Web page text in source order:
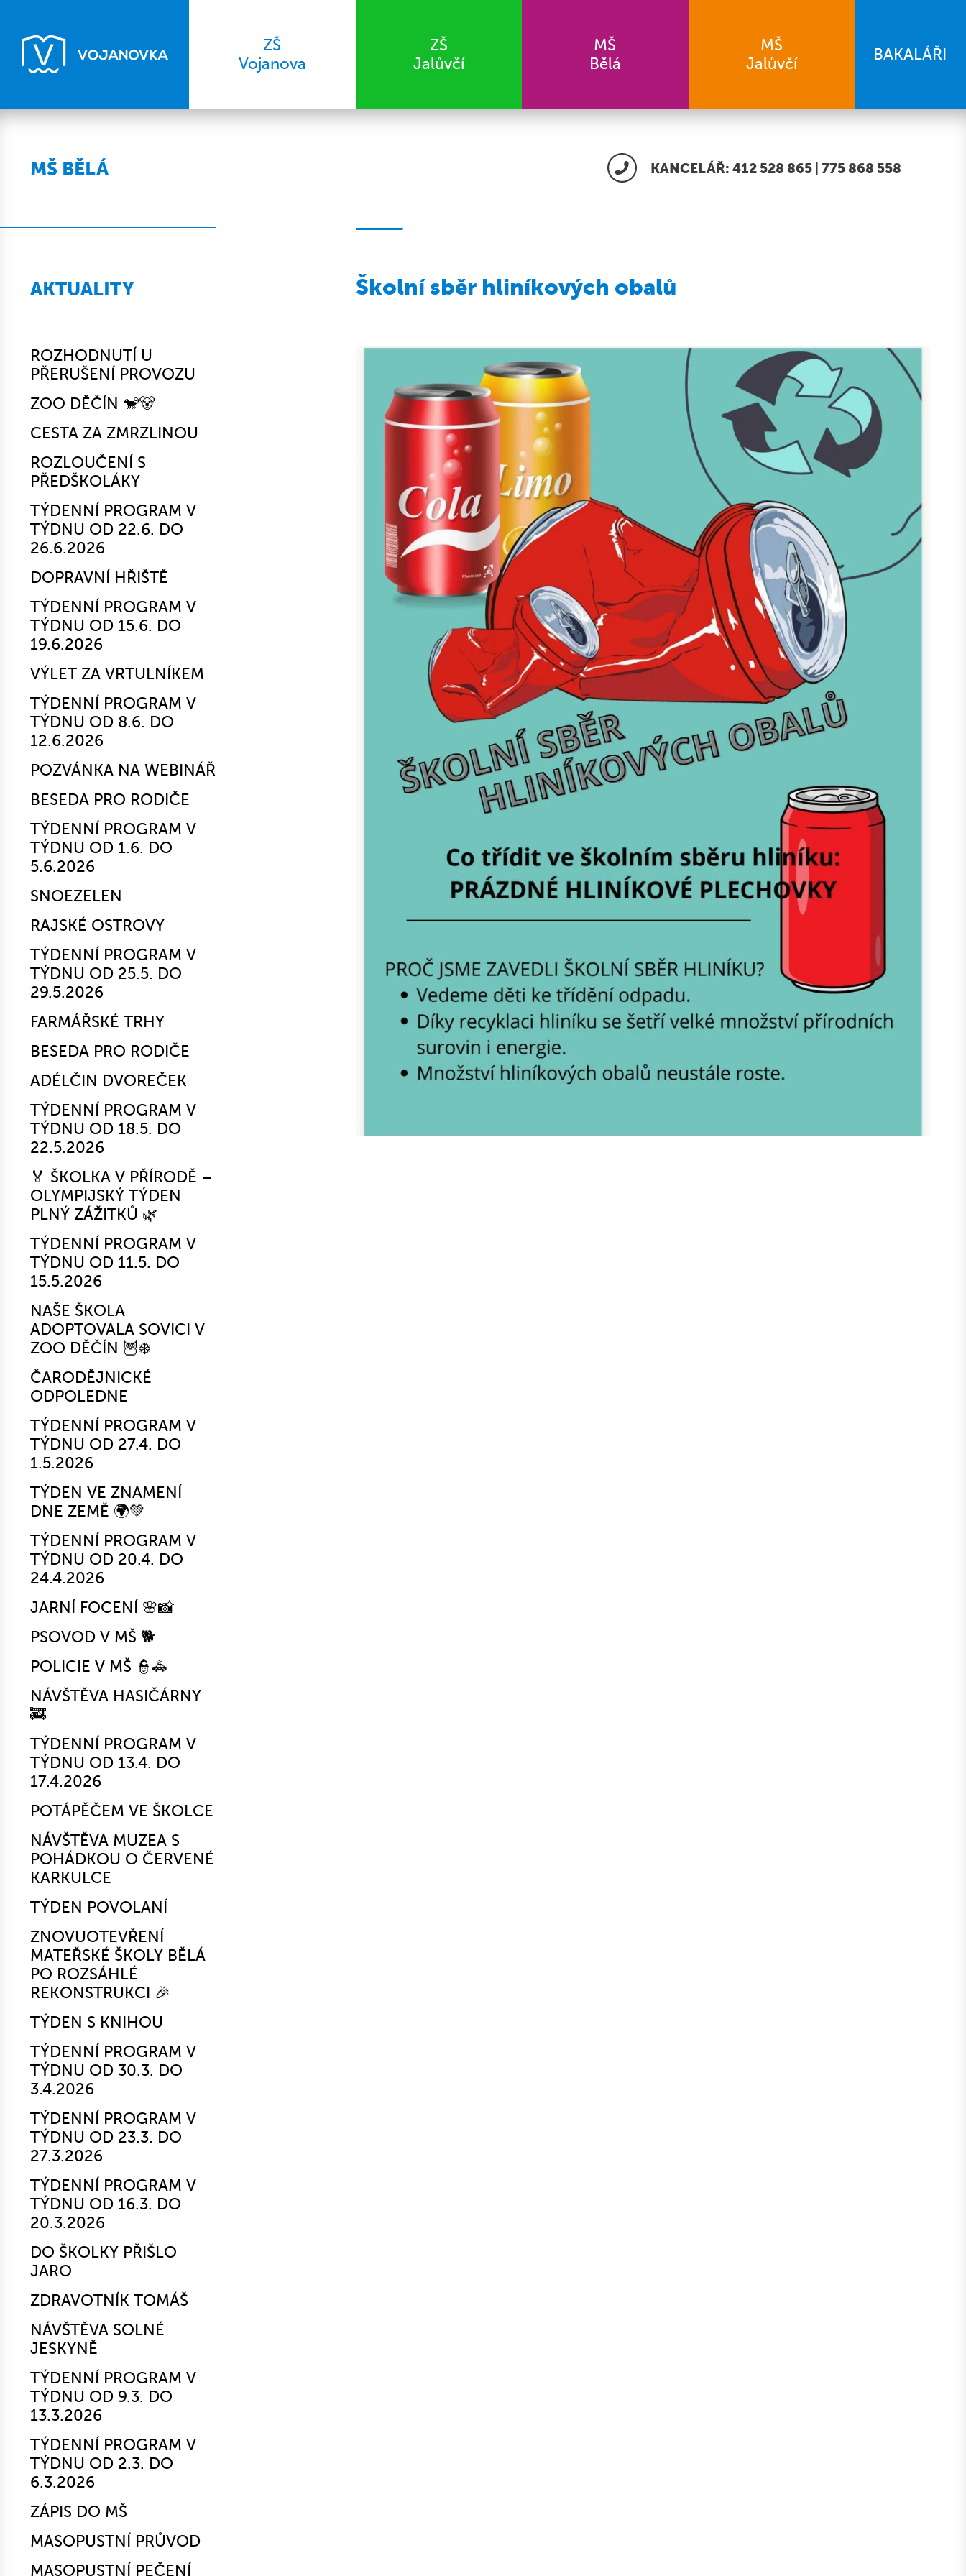
ZŠ
Vojanova
ZŠ
Jalůvčí
MŠ
Bělá
MŠ
Jalůvčí
BAKALÁŘI
MŠ BĚLÁ
AKTUALITY
ROZHODNUTÍ U
PŘERUŠENÍ PROVOZU
ZOO DĚČÍN 🐒🐻
CESTA ZA ZMRZLINOU
ROZLOUČENÍ S
PŘEDŠKOLÁKY
TÝDENNÍ PROGRAM V
TÝDNU OD 22.6. DO
26.6.2026
DOPRAVNÍ HŘIŠTĚ
TÝDENNÍ PROGRAM V
TÝDNU OD 15.6. DO
19.6.2026
VÝLET ZA VRTULNÍKEM
TÝDENNÍ PROGRAM V
TÝDNU OD 8.6. DO
12.6.2026
POZVÁNKA NA WEBINÁŘ
BESEDA PRO RODIČE
TÝDENNÍ PROGRAM V
TÝDNU OD 1.6. DO
5.6.2026
SNOEZELEN
RAJSKÉ OSTROVY
TÝDENNÍ PROGRAM V
TÝDNU OD 25.5. DO
29.5.2026
FARMÁŘSKÉ TRHY
BESEDA PRO RODIČE
ADÉLČIN DVOREČEK
TÝDENNÍ PROGRAM V
TÝDNU OD 18.5. DO
22.5.2026
🏅 ŠKOLKA V PŘÍRODĚ –
OLYMPIJSKÝ TÝDEN
PLNÝ ZÁŽITKŮ 🌿
TÝDENNÍ PROGRAM V
TÝDNU OD 11.5. DO
15.5.2026
NAŠE ŠKOLA
ADOPTOVALA SOVICI V
ZOO DĚČÍN 🦉❄️
ČARODĚJNICKÉ
ODPOLEDNE
TÝDENNÍ PROGRAM V
TÝDNU OD 27.4. DO
1.5.2026
TÝDEN VE ZNAMENÍ
DNE ZEMĚ 🌍💚
TÝDENNÍ PROGRAM V
TÝDNU OD 20.4. DO
24.4.2026
JARNÍ FOCENÍ 🌸📸
PSOVOD V MŠ 🐕‍
POLICIE V MŠ 👮‍🚓
NÁVŠTĚVA HASIČÁRNY
🚒
TÝDENNÍ PROGRAM V
TÝDNU OD 13.4. DO
17.4.2026
POTÁPĚČEM VE ŠKOLCE
NÁVŠTĚVA MUZEA S
POHÁDKOU O ČERVENÉ
KARKULCE
TÝDEN POVOLANÍ
ZNOVUOTEVŘENÍ
MATEŘSKÉ ŠKOLY BĚLÁ
PO ROZSÁHLÉ
REKONSTRUKCI 🎉
TÝDEN S KNIHOU
TÝDENNÍ PROGRAM V
TÝDNU OD 30.3. DO
3.4.2026
TÝDENNÍ PROGRAM V
TÝDNU OD 23.3. DO
27.3.2026
TÝDENNÍ PROGRAM V
TÝDNU OD 16.3. DO
20.3.2026
DO ŠKOLKY PŘIŠLO
JARO
ZDRAVOTNÍK TOMÁŠ
NÁVŠTĚVA SOLNÉ
JESKYNĚ
TÝDENNÍ PROGRAM V
TÝDNU OD 9.3. DO
13.3.2026
TÝDENNÍ PROGRAM V
TÝDNU OD 2.3. DO
6.3.2026
ZÁPIS DO MŠ
MASOPUSTNÍ PRŮVOD
MASOPUSTNÍ PEČENÍ
KANCELÁŘ: 412 528 865 775 868 558
Školní sběr hliníkových obalů